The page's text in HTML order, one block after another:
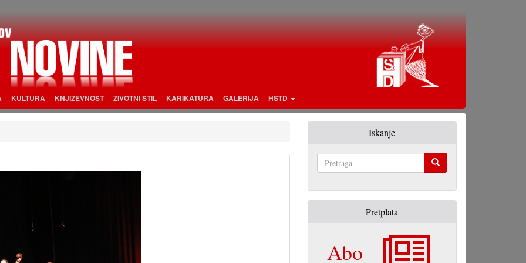
KULTURA KNJIŽEVNOST ŽIVOTNI STIL KARIKATURA GALERIJA HŠTD
Iskanje
Pretplata
Abo